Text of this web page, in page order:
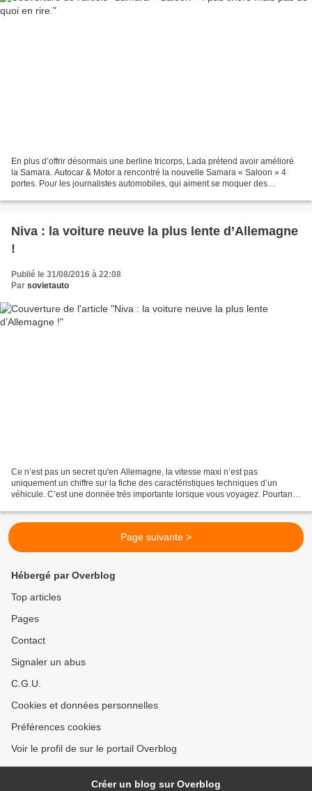
En plus d’offrir désormais une berline tricorps, Lada prétend avoir amélioré
la Samara. Autocar & Motor a rencontré la nouvelle Samara « Saloon » 4
portes. Pour les journalistes automobiles, qui aiment se moquer des
Niva : la voiture neuve la plus lente d’Allemagne
!
Publié le 31/08/2016 à 22:08
Par sovietauto
Ce n’est pas un secret qu'en Allemagne, la vitesse maxi n’est pas
uniquement un chiffre sur la fiche des caractéristiques techniques d’un
véhicule. C’est une donnée très importante lorsque vous voyagez. Pourtant
Page suivante >
Hébergé par Overblog
Top articles
Pages
Contact
Signaler un abus
C.G.U.
Cookies et données personnelles
Préférences cookies
Voir le profil de sur le portail Overblog
Créer un blog sur Overblog